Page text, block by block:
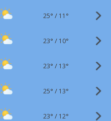
25° / 11°
23° / 10°
23° / 13°
25° / 13°
23° / 12°